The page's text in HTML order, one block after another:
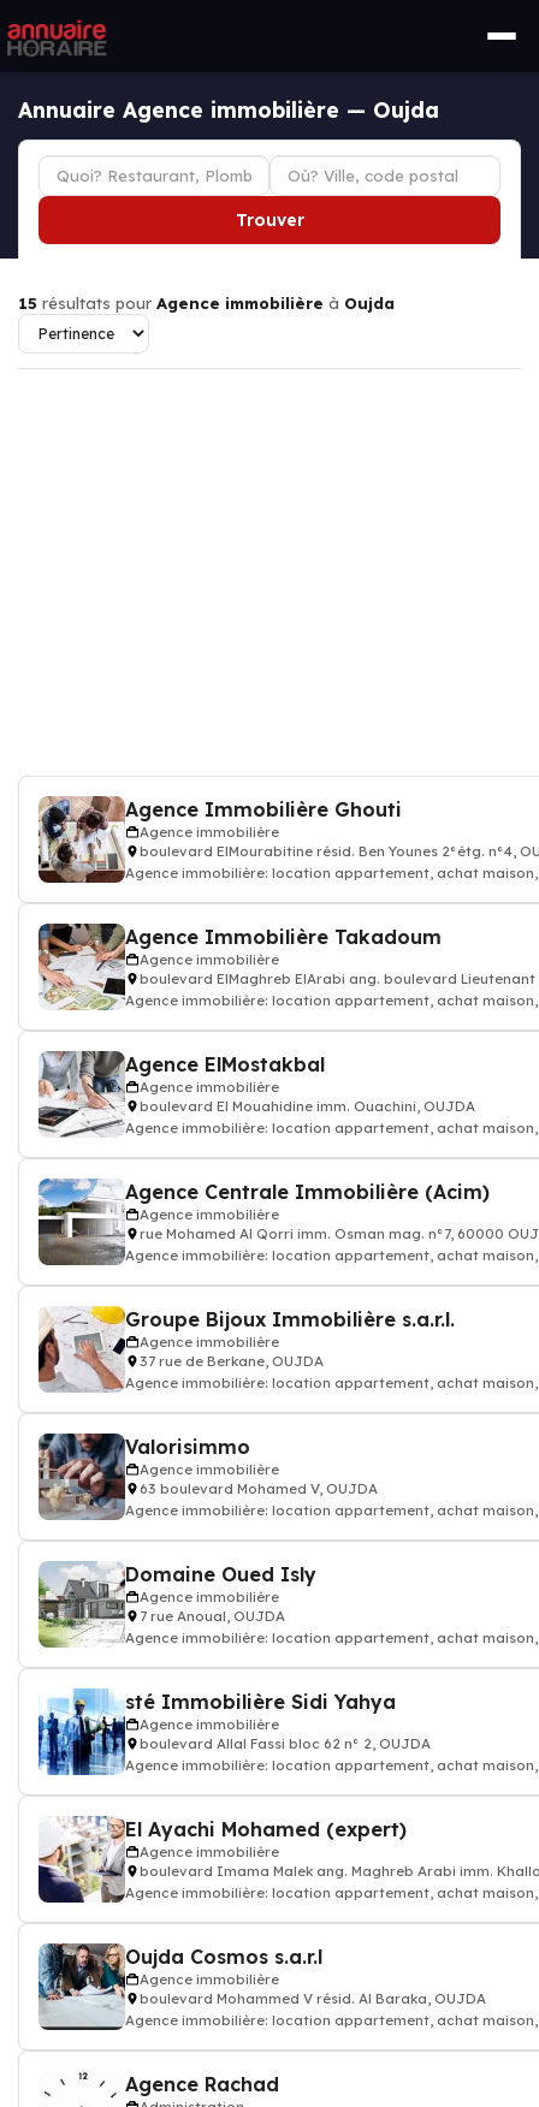
Annuaire Agence immobilière — Oujda
Trouver
15 résultats pour Agence immobilière à Oujda
Agence Immobilière Ghouti
Agence immobilière
boulevard ElMourabitine résid. Ben Younes 2°étg. n°4,
Agence immobilière: location appartement, achat
Agence Immobilière Takadoum
Agence immobilière
boulevard ElMaghreb ElArabi ang. boulevard Lieutenant
Agence immobilière: location appartement, achat
Agence ElMostakbal
Agence immobilière
boulevard El Mouahidine imm. Ouachini, OUJDA
Agence immobilière: location appartement, achat
Agence Centrale Immobilière (Acim)
Agence immobilière
rue Mohamed Al Qorri imm. Osman mag. n°7, 60000
Agence immobilière: location appartement, achat
Groupe Bijoux Immobilière s.a.r.l.
Agence immobilière
37 rue de Berkane, OUJDA
Agence immobilière: location appartement, achat
Valorisimmo
Agence immobilière
63 boulevard Mohamed V, OUJDA
Agence immobilière: location appartement, achat
Domaine Oued Isly
Agence immobilière
7 rue Anoual, OUJDA
Agence immobilière: location appartement, achat
sté Immobilière Sidi Yahya
Agence immobilière
boulevard Allal Fassi bloc 62 n° 2, OUJDA
Agence immobilière: location appartement, achat
El Ayachi Mohamed (expert)
Agence immobilière
boulevard Imama Malek ang. Maghreb Arabi imm.
Agence immobilière: location appartement, achat
Oujda Cosmos s.a.r.l
Agence immobilière
boulevard Mohammed V résid. Al Baraka, OUJDA
Agence immobilière: location appartement, achat
Agence Rachad